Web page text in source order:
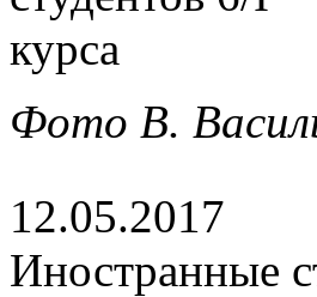
Фото В.
12.05.2017
Иностранные